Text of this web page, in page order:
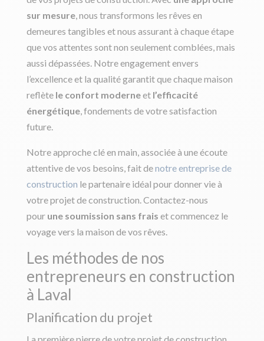
sur mesure, nous transformons les rêves en
demeures tangibles et nous assurant à chaque étape
que vos attentes sont non seulement comblées, mais
aussi dépassées. Notre engagement envers
l’excellence et la qualité garantit que chaque maison
reflète le confort moderneet l’efficacité
énergétique, fondements de votre satisfaction
future.
Notre approche clé en main, associée à une écoute
attentive de vos besoins, fait denotre entreprise de
construction le partenaire idéal pour donner vie à
votre projet de construction. Contactez-nous
pour une soumission sans frais et commencez le
voyage vers la maison de vos rêves.
Les méthodes de nos
entrepreneurs en construction
à Laval
Planification du projet
La première pierre de votre projet de construction